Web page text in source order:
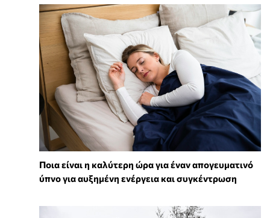
Ποια είναι η καλύτερη ώρα για έναν απογευματινό
ύπνο για αυξημένη ενέργεια και συγκέντρωση